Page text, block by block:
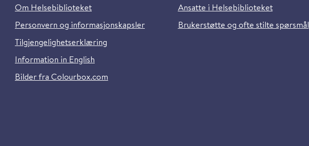
Om Helsebiblioteket
Personvern og informasjonskapsler
Tilgjengelighetserklæring
Information in English
Bilder fra Colourbox.com
Ansatte i Helsebiblioteket
Brukerstøtte og ofte stilte spørsmål